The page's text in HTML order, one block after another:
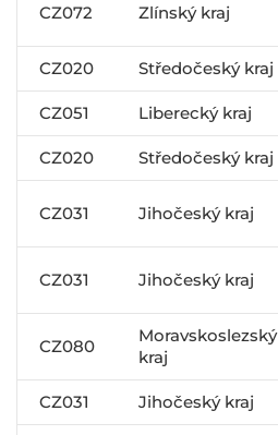
CZ072 Zlínský kraj
CZ020 Středočeský kraj
CZ051 Liberecký kraj
CZ020 Středočeský kraj
CZ031 Jihočeský kraj
CZ031 Jihočeský kraj
CZ080
Moravskoslezský
kraj
CZ031 Jihočeský kraj